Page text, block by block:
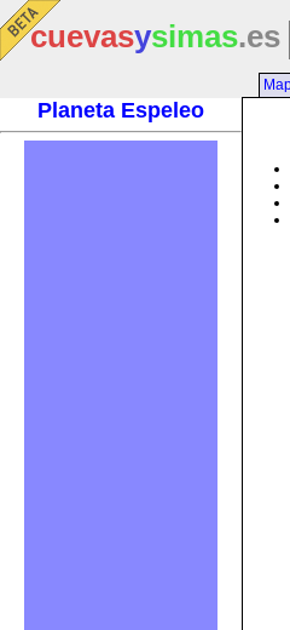
cuevasysimas.es
Planeta Espeleo